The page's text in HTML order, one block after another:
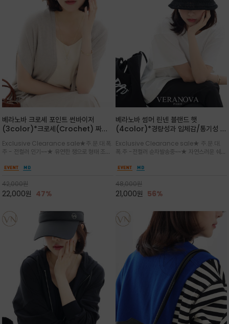
베라노바 크로셰 포인트 썬바이저
(3color)*크로셰(Crochet) 짜임
미닌한 무드를 연출/벨크로 타입이라 휴
대도 간편
Exclusive Clearance sale★주.문.대.폭.
주 - 전컬러 인기~~★ 유연한 챙으로 형태 조절
말아 휴대하기 좋고, 챙의 모양을 살짝 바꿀 수 있
용성을 모두 갖춘 아이템
42,000원
22,000원 47%
베라노바 썸머 린넨 블랜드 햇
(4color)*경량성과 입체감/통기성 좋
쾌적하게 착용/ 뒷트임 있어서 헤어스타
일링에도 편하게 쓰실수 있습니다
Exclusive Clearance sale★ 주.문.대.
폭.주 -전컬러 순차발송중~~★ 자연스러운 쉐입
련된 포인트/베이직한 컬러 구성으로 어떤 스타
용도 높은 아이템
48,000원
21,000원 56%